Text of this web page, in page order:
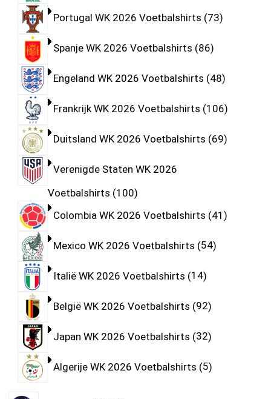
Portugal WK 2026 Voetbalshirts 73
Spanje WK 2026 Voetbalshirts 86
Engeland WK 2026 Voetbalshirts 48
Frankrijk WK 2026 Voetbalshirts 106
Duitsland WK 2026 Voetbalshirts 69
Verenigde Staten WK 2026
Voetbalshirts 100
Colombia WK 2026 Voetbalshirts 41
Mexico WK 2026 Voetbalshirts 54
Italië WK 2026 Voetbalshirts 14
België WK 2026 Voetbalshirts 92
Japan WK 2026 Voetbalshirts 32
Algerije WK 2026 Voetbalshirts 5